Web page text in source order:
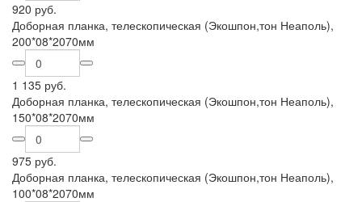
920 руб.
Доборная планка, телескопическая (Экошпон,тон Неаполь),
200*08*2070мм
1 135 руб.
Доборная планка, телескопическая (Экошпон,тон Неаполь),
150*08*2070мм
975 руб.
Доборная планка, телескопическая (Экошпон,тон Неаполь),
100*08*2070мм